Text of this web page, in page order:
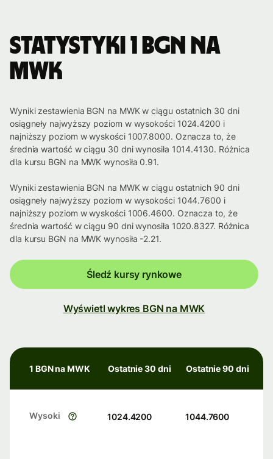
Statystyki 1 BGN na
MWK
Wyniki zestawienia BGN na MWK w ciągu ostatnich 30 dni
osiągneły najwyższy poziom w wysokości 1024.4200 i
najniższy poziom w wyskości 1007.8000. Oznacza to, że
średnia wartość w ciągu 30 dni wynosiła 1014.4130. Różnica
dla kursu BGN na MWK wynosiła 0.91.
Wyniki zestawienia BGN na MWK w ciągu ostatnich 90 dni
osiągneły najwyższy poziom w wysokości 1044.7600 i
najniższy poziom w wyskości 1006.4600. Oznacza to, że
średnia wartość w ciągu 90 dni wynosiła 1020.8327. Różnica
dla kursu BGN na MWK wynosiła -2.21.
Śledź kursy rynkowe
Wyświetl wykres BGN na MWK
1 BGN na MWK Ostatnie 30 dni Ostatnie 90 dni
Wysoki 1024.4200 1044.7600